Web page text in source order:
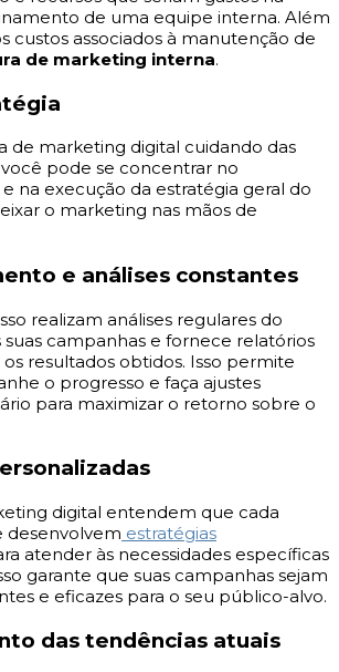
de uma equipe interna. Além
custos associados à manutenção de
de marketing interna.
de marketing digital cuidando das
pode se concentrar no
na execução da estratégia geral do
o marketing nas mãos de
e análises constantes
realizam análises regulares do
campanhas e fornece relatórios
resultados obtidos. Isso permite
o progresso e faça ajustes
para maximizar o retorno sobre o
digital entendem que cada
desenvolvem estratégias
atender às necessidades específicas
garante que suas campanhas sejam
e eficazes para o seu público-alvo.
das tendências atuais